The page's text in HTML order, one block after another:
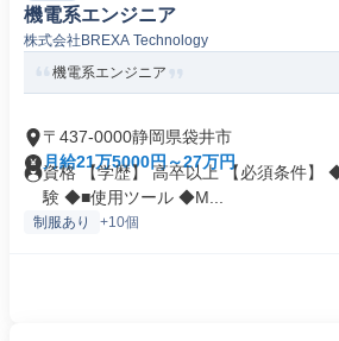
機電系エンジニア
株式会社BREXA Technology
機電系エンジニア
〒437-0000静岡県袋井市
月給21万5000円～27万円
資格 【学歴】 高卒以上 【必須条件】
験 ◆■使用ツール ◆M...
制服あり +10個